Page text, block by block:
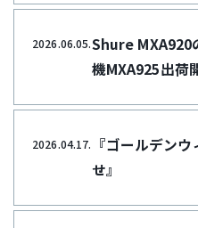
2026.06.05.Shure MXA920
機MXA925出荷
2026.04.17.
『ゴールデン
せ』